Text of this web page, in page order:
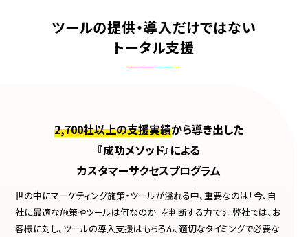
ツールの提供・導入だけではない
トータル支援
2,700社以上の支援実績から導き出した
『成功メソッド』による
カスタマーサクセスプログラム
世の中にマーケティング施策・ツールが溢れる中、重要なのは「今、自
社に最適な施策やツールは何なのか」を判断する力です。弊社では、お
客様に対し、ツールの導入支援はもちろん、適切なタイミングで必要な